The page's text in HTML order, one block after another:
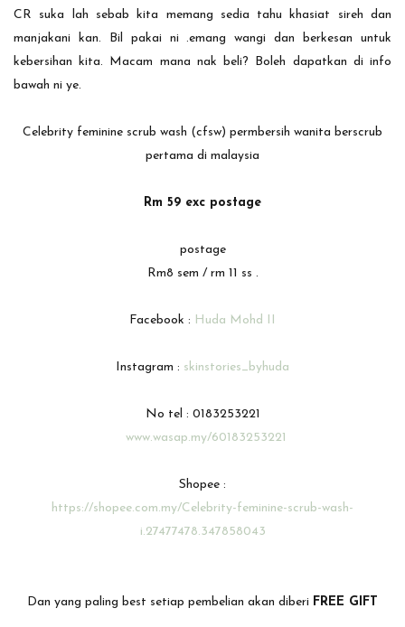
CR suka lah sebab kita memang sedia tahu khasiat sireh dan
manjakani kan. Bil pakai ni .emang wangi dan berkesan untuk
kebersihan kita. Macam mana nak beli? Boleh dapatkan di info
bawah ni ye.
Celebrity feminine scrub wash (cfsw) permbersih wanita berscrub
pertama di malaysia
Rm 59 exc postage
postage
Rm8 sem / rm 11 ss .
Facebook : Huda Mohd II
Instagram : skinstories_byhuda
No tel : 0183253221
www.wasap.my/60183253221
Shopee :
https://shopee.com.my/Celebrity-feminine-scrub-wash-
i.27477478.347858043
Dan yang paling best setiap pembelian akan diberi FREE GIFT